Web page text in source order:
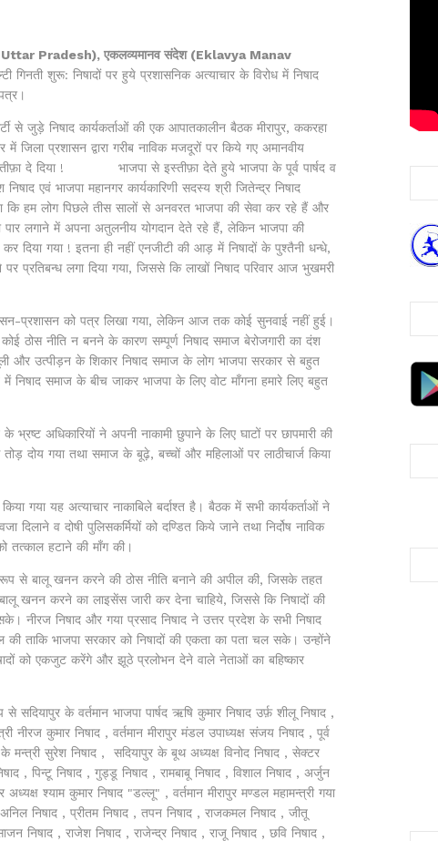
Uttar Pradesh), एकलव्यमानव संदेश (Eklavya Manav
गिनती शुरू: निषादों पर हुये प्रशासनिक अत्याचार के विरोध में निषाद
से जुड़े निषाद कार्यकर्ताओं की एक आपातकालीन बैठक मीरापुर, ककरहा
जिला प्रशासन द्वारा गरीब नाविक मजदूरों पर किये गए अमानवीय
दे दिया ! भाजपा से इस्तीफ़ा देते हुये भाजपा के पूर्व पार्षद व
एवं भाजपा महानगर कार्यकारिणी सदस्य श्री जितेन्द्र निषाद
हम लोग पिछले तीस सालों से अनवरत भाजपा की सेवा कर रहे हैं और
लगाने में अपना अतुलनीय योगदान देते रहे हैं, लेकिन भाजपा की
दिया गया ! इतना ही नहीं एनजीटी की आड़ में निषादों के पुश्तैनी धन्धे,
पर प्रतिबन्ध लगा दिया गया, जिससे कि लाखों निषाद परिवार आज भुखमरी
प्रशासन को पत्र लिखा गया, लेकिन आज तक कोई सुनवाई नहीं हुई।
ठोस नीति न बनने के कारण सम्पूर्ण निषाद समाज बेरोजगारी का दंश
और उत्पीड़न के शिकार निषाद समाज के लोग भाजपा सरकार से बहुत
समाज के बीच जाकर भाजपा के लिए वोट माँगना हमारे लिए बहुत
अधिकारियों ने अपनी नाकामी छुपाने के लिए घाटों पर छापमारी की
तोड़ दोय गया तथा समाज के बूढ़े, बच्चों और महिलाओं पर लाठीचार्ज किया
गया यह अत्याचार नाकाबिले बर्दाश्त है। बैठक में सभी कार्यकर्ताओं ने
दिलाने व दोषी पुलिसकर्मियों को दण्डित किये जाने तथा निर्दोष नाविक
तत्काल हटाने की माँग की।
से बालू खनन करने की ठोस नीति बनाने की अपील की, जिसके तहत
खनन करने का लाइसेंस जारी कर देना चाहिये, जिससे कि निषादों की
नीरज निषाद और गया प्रसाद निषाद ने उत्तर प्रदेश के सभी निषाद
की ताकि भाजपा सरकार को निषादों की एकता का पता चल सके। उन्होंने
को एकजुट करेंगे और झूठे प्रलोभन देने वाले नेताओं का बहिष्कार
के वर्तमान भाजपा पार्षद ऋषि कुमार निषाद उर्फ़ शीलू निषाद ,
नीरज कुमार निषाद , वर्तमान मीरापुर मंडल उपाध्यक्ष संजय निषाद , पूर्व
सुरेश निषाद , सदियापुर के बूथ अध्यक्ष विनोद निषाद , सेक्टर
, पिन्टू निषाद , गुड्डू निषाद , रामबाबू निषाद , विशाल निषाद , अर्जुन
श्याम कुमार निषाद "डल्लू" , वर्तमान मीरापुर मण्डल महामन्त्री गया
निषाद , प्रीतम निषाद , तपन निषाद , राजकमल निषाद , जीतू
निषाद , राजेश निषाद , राजेन्द्र निषाद , राजू निषाद , छवि निषाद ,